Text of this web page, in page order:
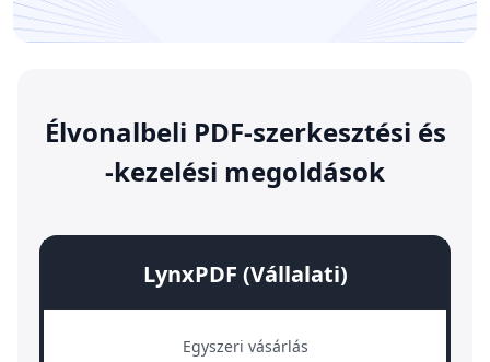
Élvonalbeli PDF-szerkesztési és
-kezelési megoldások
LynxPDF (Vállalati)
Egyszeri vásárlás